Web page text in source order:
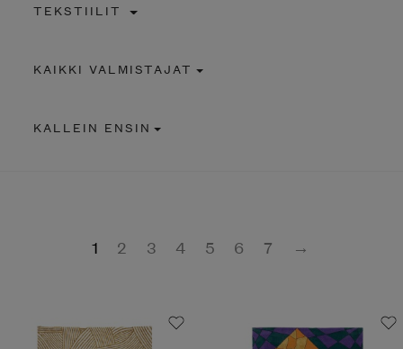
TEKSTIILIT
KAIKKI VALMISTAJAT
KALLEIN ENSIN
1 2 3 4 5 6 7 →